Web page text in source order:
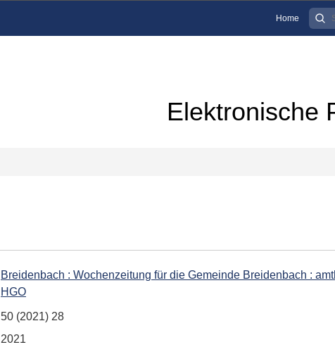
Home
Elektronische
Breidenbach : Wochenzeitung für die Gemeinde Breidenbach :
HGO
50 (2021) 28
2021